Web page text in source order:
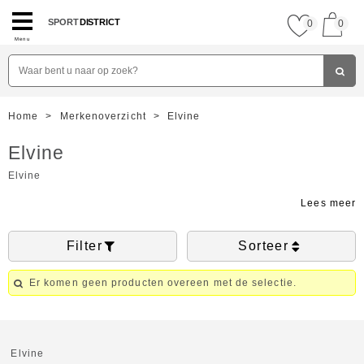
Menu
SPORTDISTRICT 0 0
Home > Merkenoverzicht > Elvine
Elvine
Elvine
Filter Sorteer
Er komen geen producten overeen met de selectie.
Elvine